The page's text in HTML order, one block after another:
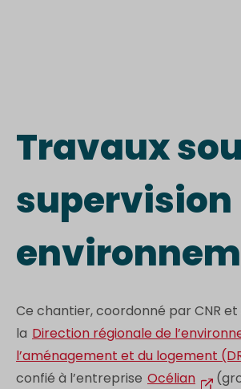
Travaux
supervision
Ce chantier, coordonné par CNR
la Direction régionale de
l’aménagement et du logement
confié à l’entreprise Océlian